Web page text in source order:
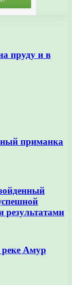
пруду и в
приманка
результатами
Амур